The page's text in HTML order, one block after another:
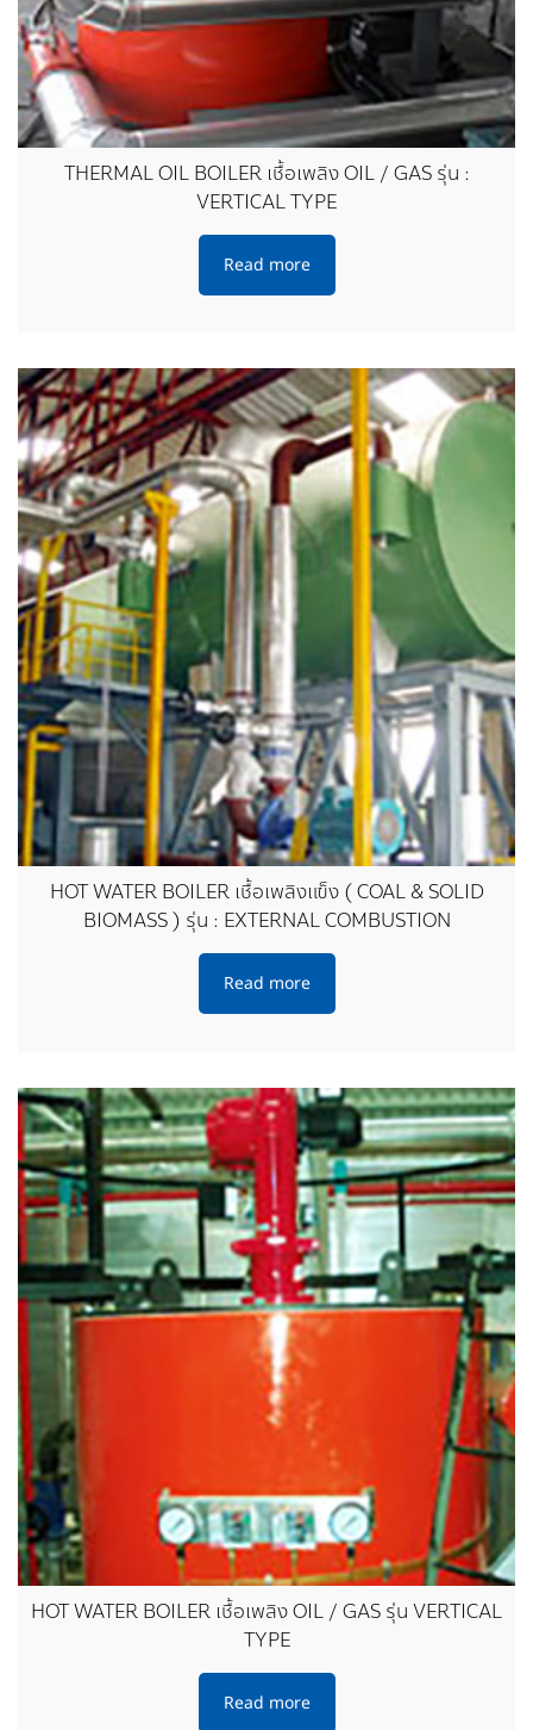
THERMAL OIL BOILER เชื้อเพลิง OIL / GAS รุ่น :
VERTICAL TYPE
Read more
HOT WATER BOILER เชื้อเพลิงแข็ง ( COAL & SOLID
BIOMASS ) รุ่น : EXTERNAL COMBUSTION
Read more
HOT WATER BOILER เชื้อเพลิง OIL / GAS รุ่น VERTICAL
TYPE
Read more